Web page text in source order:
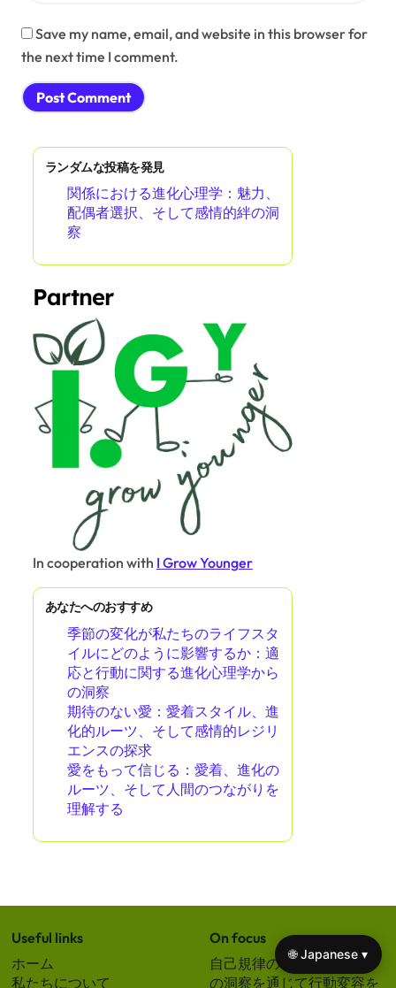
Save my name, email, and website in this browser for
the next time I comment.
ランダムな投稿を発見
関係における進化心理学：魅力、
配偶者選択、そして感情的絆の洞
察
Partner
In cooperation with I Grow Younger
あなたへのおすすめ
季節の変化が私たちのライフスタ
イルにどのように影響するか：適
応と行動に関する進化心理学から
の洞察
期待のない愛：愛着スタイル、進
化的ルーツ、そして感情的レジリ
エンスの探求
愛をもって信じる：愛着、進化の
ルーツ、そして人間のつながりを
理解する
Useful links
ホーム
私たちについて
On focus
自己規律の本：進化心理学
の洞察を通じて行動変容を
🌐 Japanese ▾